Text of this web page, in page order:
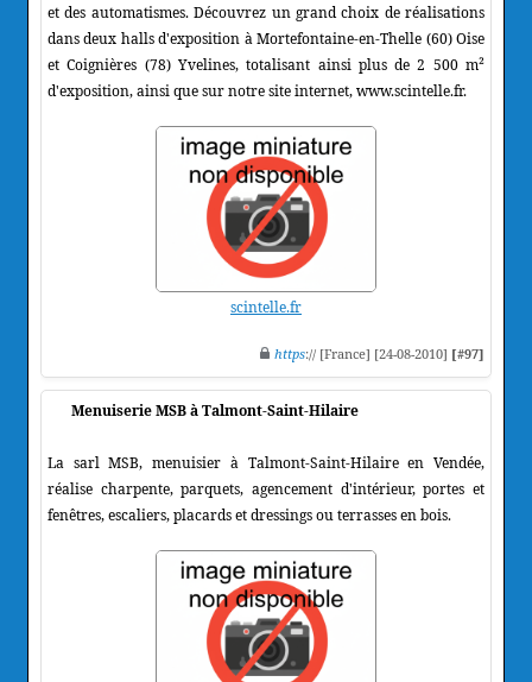
et des automatismes. Découvrez un grand choix de réalisations
dans deux halls d'exposition à Mortefontaine-en-Thelle (60) Oise
et Coignières (78) Yvelines, totalisant ainsi plus de 2 500 m²
d'exposition, ainsi que sur notre site internet, www.scintelle.fr.
scintelle.fr
https:// [France] [24-08-2010] [#97]
Menuiserie MSB à Talmont-Saint-Hilaire
La sarl MSB, menuisier à Talmont-Saint-Hilaire en Vendée,
réalise charpente, parquets, agencement d'intérieur, portes et
fenêtres, escaliers, placards et dressings ou terrasses en bois.